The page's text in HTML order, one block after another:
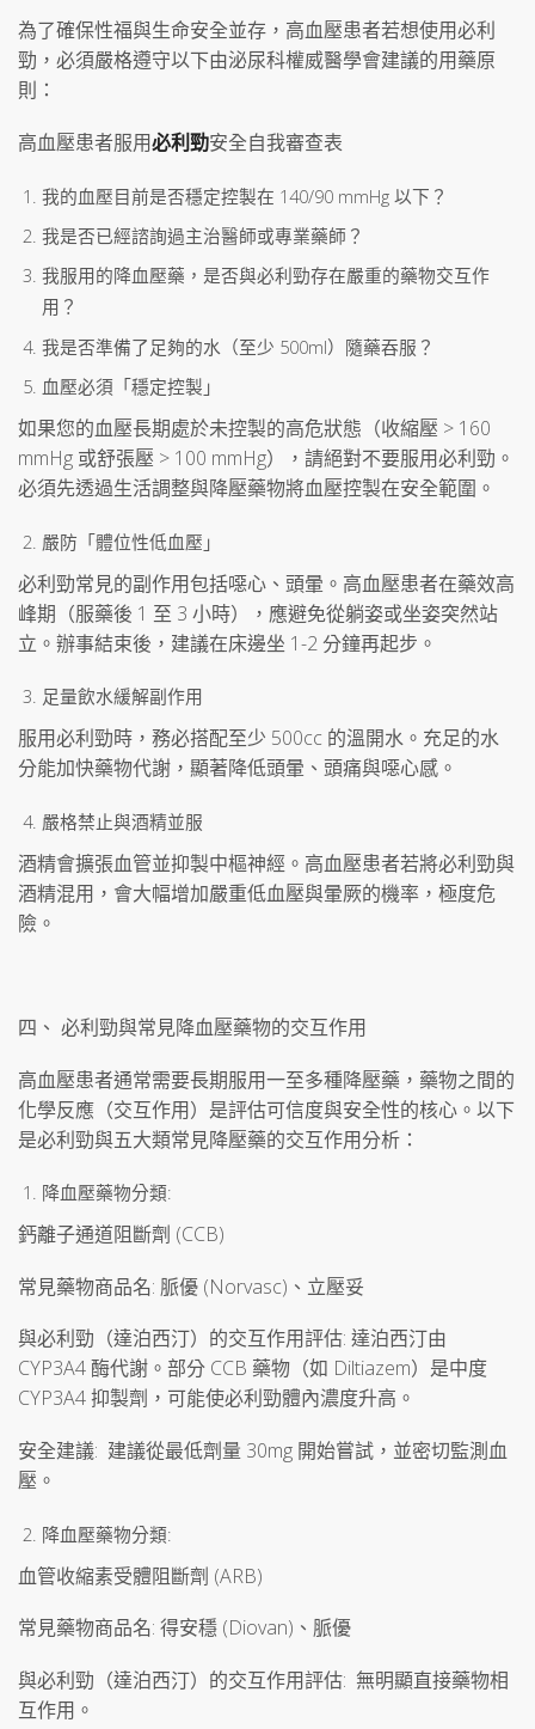
為了確保性福與生命安全並存，高血壓患者若想使用必利
勁，必須嚴格遵守以下由泌尿科權威醫學會建議的用藥原
則：
高血壓患者服用必利勁安全自我審查表
我的血壓目前是否穩定控製在 140/90 mmHg 以下？
我是否已經諮詢過主治醫師或專業藥師？
我服用的降血壓藥，是否與必利勁存在嚴重的藥物交互作
用？
我是否準備了足夠的水（至少 500ml）隨藥吞服？
血壓必須「穩定控製」
如果您的血壓長期處於未控製的高危狀態（收縮壓 > 160
mmHg 或舒張壓 > 100 mmHg），請絕對不要服用必利勁。
必須先透過生活調整與降壓藥物將血壓控製在安全範圍。
嚴防「體位性低血壓」
必利勁常見的副作用包括噁心、頭暈。高血壓患者在藥效高
峰期（服藥後 1 至 3 小時），應避免從躺姿或坐姿突然站
立。辦事結束後，建議在床邊坐 1-2 分鐘再起步。
足量飲水緩解副作用
服用必利勁時，務必搭配至少 500cc 的溫開水。充足的水
分能加快藥物代謝，顯著降低頭暈、頭痛與噁心感。
嚴格禁止與酒精並服
酒精會擴張血管並抑製中樞神經。高血壓患者若將必利勁與
酒精混用，會大幅增加嚴重低血壓與暈厥的機率，極度危
險。
四、 必利勁與常見降血壓藥物的交互作用
高血壓患者通常需要長期服用一至多種降壓藥，藥物之間的
化學反應（交互作用）是評估可信度與安全性的核心。以下
是必利勁與五大類常見降壓藥的交互作用分析：
降血壓藥物分類:
鈣離子通道阻斷劑 (CCB)
常見藥物商品名: 脈優 (Norvasc)、立壓妥
與必利勁（達泊西汀）的交互作用評估: 達泊西汀由
CYP3A4 酶代謝。部分 CCB 藥物（如 Diltiazem）是中度
CYP3A4 抑製劑，可能使必利勁體內濃度升高。
安全建議: 建議從最低劑量 30mg 開始嘗試，並密切監測血
壓。
降血壓藥物分類:
血管收縮素受體阻斷劑 (ARB)
常見藥物商品名: 得安穩 (Diovan)、脈優
與必利勁（達泊西汀）的交互作用評估: 無明顯直接藥物相
互作用。